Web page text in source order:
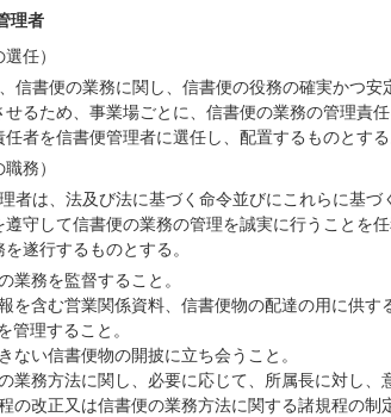
理者
任）
書便の業務に関し、信書便の役務の確実かつ安
せるため、事業場ごとに、信書便の業務の管理責
者を信書便管理者に選任し、配置するものとする
務）
は、法及び法に基づく命令並びにこれらに基づ
遵守して信書便の業務の管理を誠実に行うことを
遂行するものとする。
業務を監督すること。
報を含む営業関係資料、信書便物の配達の用に供
管理すること。
ない信書便物の開披に立ち会うこと。
業務方法に関し、必要に応じて、所属長に対し、
程の改正又は信書便の業務方法に関する諸規程の